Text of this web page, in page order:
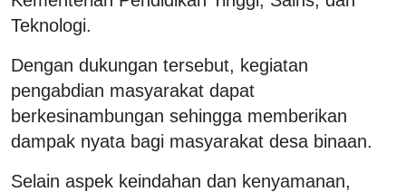
Teknologi.
Dengan dukungan tersebut, kegiatan
pengabdian masyarakat dapat
berkesinambungan sehingga memberikan
dampak nyata bagi masyarakat desa binaan.
Selain aspek keindahan dan kenyamanan,